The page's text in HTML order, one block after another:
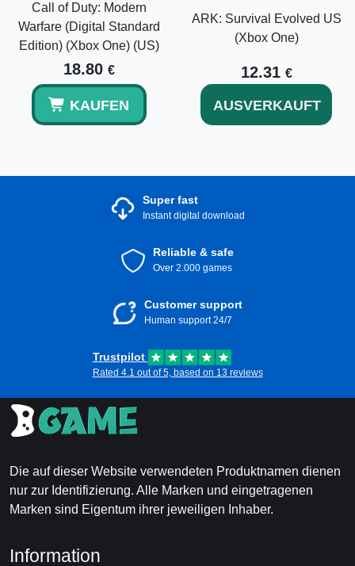
Call of Duty: Modern
Warfare (Digital Standard
Edition) (Xbox One) (US)
18.80 €
KAUFEN
ARK: Survival Evolved US
(Xbox One)
12.31 €
AUSVERKAUFT
Super fast
Instant digital download
Reliable & safe
Over 2.000 games
Customer support
Human support 24/7
Trustpilot
Rated 4.1 out of 5, based on 13 reviews
Die auf dieser Website verwendeten Produktnamen dienen
nur zur Identifizierung. Alle Marken und eingetragenen
Marken sind Eigentum ihrer jeweiligen Inhaber.
Information